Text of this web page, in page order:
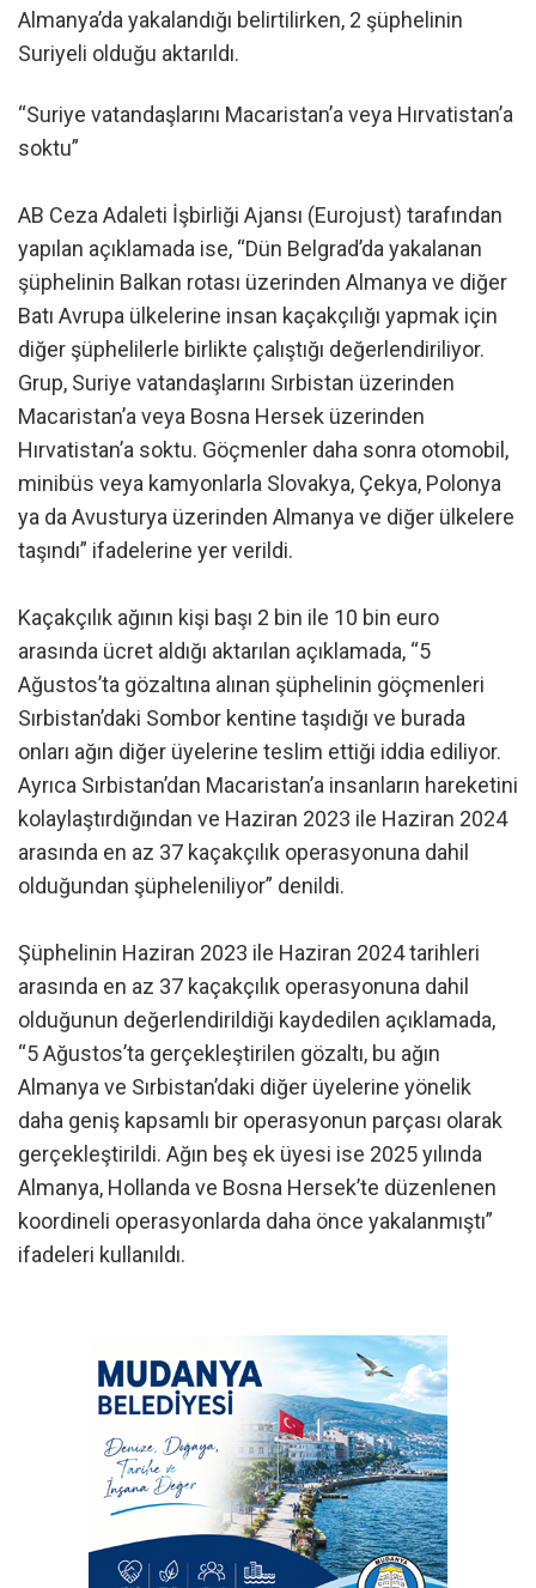
Almanya’da yakalandığı belirtilirken, 2 şüphelinin
Suriyeli olduğu aktarıldı.
“Suriye vatandaşlarını Macaristan’a veya Hırvatistan’a
soktu”
AB Ceza Adaleti İşbirliği Ajansı (Eurojust) tarafından
yapılan açıklamada ise, “Dün Belgrad’da yakalanan
şüphelinin Balkan rotası üzerinden Almanya ve diğer
Batı Avrupa ülkelerine insan kaçakçılığı yapmak için
diğer şüphelilerle birlikte çalıştığı değerlendiriliyor.
Grup, Suriye vatandaşlarını Sırbistan üzerinden
Macaristan’a veya Bosna Hersek üzerinden
Hırvatistan’a soktu. Göçmenler daha sonra otomobil,
minibüs veya kamyonlarla Slovakya, Çekya, Polonya
ya da Avusturya üzerinden Almanya ve diğer ülkelere
taşındı” ifadelerine yer verildi.
Kaçakçılık ağının kişi başı 2 bin ile 10 bin euro
arasında ücret aldığı aktarılan açıklamada, “5
Ağustos’ta gözaltına alınan şüphelinin göçmenleri
Sırbistan’daki Sombor kentine taşıdığı ve burada
onları ağın diğer üyelerine teslim ettiği iddia ediliyor.
Ayrıca Sırbistan’dan Macaristan’a insanların hareketini
kolaylaştırdığından ve Haziran 2023 ile Haziran 2024
arasında en az 37 kaçakçılık operasyonuna dahil
olduğundan şüpheleniliyor” denildi.
Şüphelinin Haziran 2023 ile Haziran 2024 tarihleri
arasında en az 37 kaçakçılık operasyonuna dahil
olduğunun değerlendirildiği kaydedilen açıklamada,
“5 Ağustos’ta gerçekleştirilen gözaltı, bu ağın
Almanya ve Sırbistan’daki diğer üyelerine yönelik
daha geniş kapsamlı bir operasyonun parçası olarak
gerçekleştirildi. Ağın beş ek üyesi ise 2025 yılında
Almanya, Hollanda ve Bosna Hersek’te düzenlenen
koordineli operasyonlarda daha önce yakalanmıştı”
ifadeleri kullanıldı.